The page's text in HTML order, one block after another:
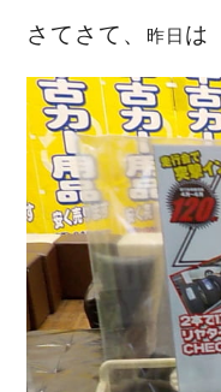
さてさて、 昨日 は